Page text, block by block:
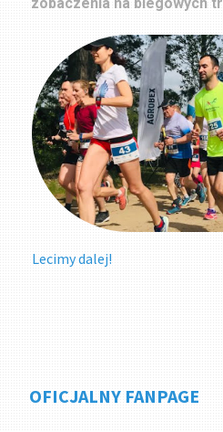
zobaczenia na biegowych
Lecimy dalej!
OFICJALNY FANPAGE